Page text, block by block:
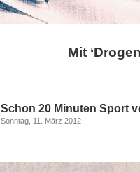
Mit
Schon 20 Minuten Sport
Sonntag, 11. März 2012